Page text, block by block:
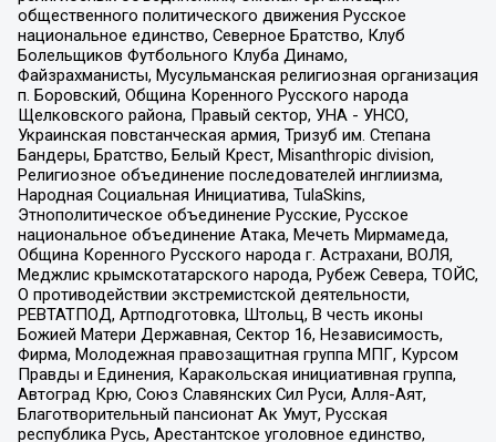
общественного политического движения Русское
национальное единство, Северное Братство, Клуб
Болельщиков Футбольного Клуба Динамо,
Файзрахманисты, Мусульманская религиозная организация
п. Боровский, Община Коренного Русского народа
Щелковского района, Правый сектор, УНА - УНСО,
Украинская повстанческая армия, Тризуб им. Степана
Бандеры, Братство, Белый Крест, Misanthropic division,
Религиозное объединение последователей инглиизма,
Народная Социальная Инициатива, TulaSkins,
Этнополитическое объединение Русские, Русское
национальное объединение Атака, Мечеть Мирмамеда,
Община Коренного Русского народа г. Астрахани, ВОЛЯ,
Меджлис крымскотатарского народа, Рубеж Севера, ТОЙС,
О противодействии экстремистской деятельности,
РЕВТАТПОД, Артподготовка, Штольц, В честь иконы
Божией Матери Державная, Сектор 16, Независимость,
Фирма, Молодежная правозащитная группа МПГ, Курсом
Правды и Единения, Каракольская инициативная группа,
Автоград Крю, Союз Славянских Сил Руси, Алля-Аят,
Благотворительный пансионат Ак Умут, Русская
республика Русь, Арестантское уголовное единство,